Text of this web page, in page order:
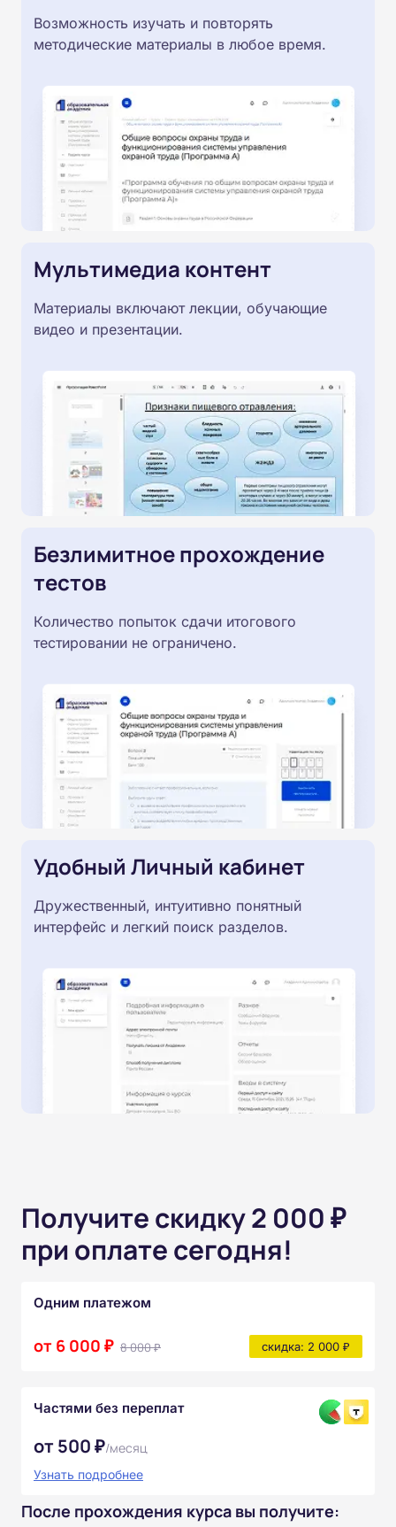
Возможность изучать и повторять
методические материалы в любое время.
Мультимедиа контент
Материалы включают лекции, обучающие
видео и презентации.
Безлимитное прохождение
тестов
Количество попыток сдачи итогового
тестировании не ограничено.
Удобный Личный кабинет
Дружественный, интуитивно понятный
интерфейс и легкий поиск разделов.
Получите скидку 2 000 ₽
при оплате сегодня!
Одним платежом
от 6 000 ₽ 8 000 ₽ скидка: 2 000 ₽
Частями без переплат
от 500 ₽/месяц
Узнать подробнее
После прохождения курса вы получите: